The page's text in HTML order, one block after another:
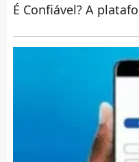
É Confiável? A